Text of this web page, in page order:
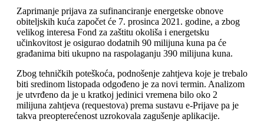
Zaprimanje prijava za sufinanciranje energetske obnove
obiteljskih kuća započet će 7. prosinca 2021. godine, a zbog
velikog interesa Fond za zaštitu okoliša i energetsku
učinkovitost je osigurao dodatnih 90 milijuna kuna pa će
građanima biti ukupno na raspolaganju 390 milijuna kuna.
Zbog tehničkih poteškoća, podnošenje zahtjeva koje je trebalo
biti sredinom listopada odgođeno je za novi termin. Analizom
je utvrđeno da je u kratkoj jedinici vremena bilo oko 2
milijuna zahtjeva (requestova) prema sustavu e-Prijave pa je
takva preopterećenost uzrokovala zagušenje aplikacije.